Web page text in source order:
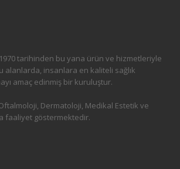
tarihinden bu yana ürün ve hizmetleriyle
alanlarda, insanlara en kaliteli sağlık
amaç edinmiş bir kuruluştur.
Dermatoloji, Medikal Estetik ve
faaliyet göstermektedir.